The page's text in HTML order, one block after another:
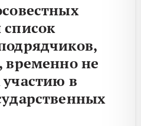
временно не
в